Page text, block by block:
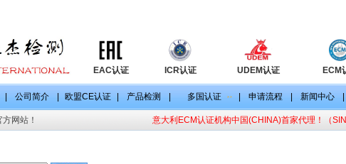
EAC认证 ICR认证 UDEM认证 ECM
公司简介 欧盟CE认证 产品检测 多国认证 申请流程 新闻中心
网站！ 意大利ECM认证机构中国(CHINA)首家代理！（